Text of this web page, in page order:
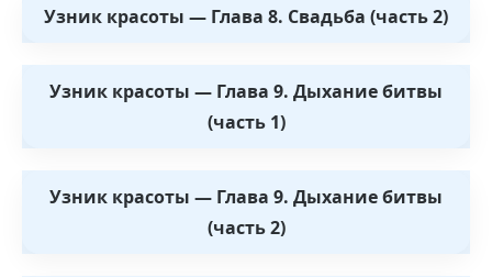
Узник красоты — Глава 8. Свадьба (часть 2)
Узник красоты — Глава 9. Дыхание битвы
(часть 1)
Узник красоты — Глава 9. Дыхание битвы
(часть 2)